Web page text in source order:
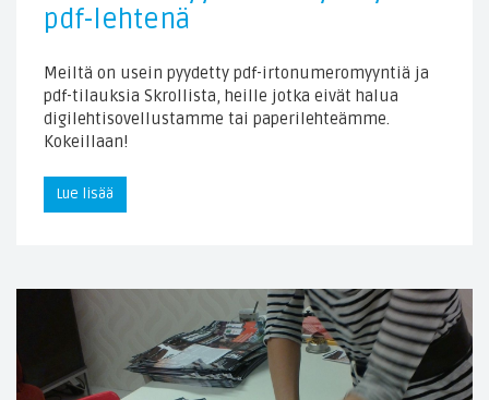
pdf-lehtenä
Meiltä on usein pyydetty pdf-irtonumeromyyntiä ja
pdf-tilauksia Skrollista, heille jotka eivät halua
digilehtisovellustamme tai paperilehteämme.
Kokeillaan!
Lue lisää